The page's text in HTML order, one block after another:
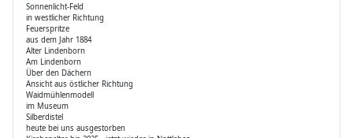
Sonnenlicht-Feld
in westlicher Richtung
Feuerspritze
aus dem Jahr 1884
Alter Lindenborn
Am Lindenborn
Über den Dächern
Ansicht aus östlicher Richtung
Waidmühlenmodell
im Museum
Silberdistel
heute bei uns ausgestorben